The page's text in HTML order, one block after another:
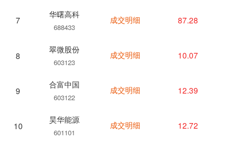
7
华曙高科
688433
8
翠微股份
603123
9
合富中国
603122
10
昊华能源
601101
成交明细 87.28
成交明细 10.07
成交明细 12.39
成交明细 12.72